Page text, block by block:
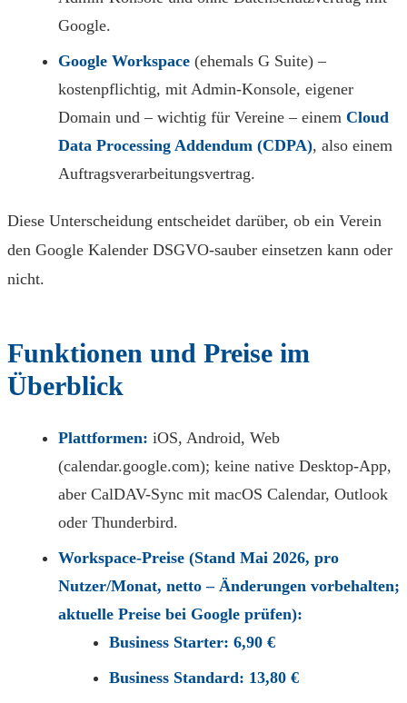
Google.
Google Workspace (ehemals G Suite) –
kostenpflichtig, mit Admin-Konsole, eigener
Domain und – wichtig für Vereine – einem Cloud
Data Processing Addendum (CDPA), also einem
Auftragsverarbeitungsvertrag.
Diese Unterscheidung entscheidet darüber, ob ein Verein
den Google Kalender DSGVO-sauber einsetzen kann oder
nicht.
Funktionen und Preise im
Überblick
Plattformen: iOS, Android, Web
(calendar.google.com); keine native Desktop-App,
aber CalDAV-Sync mit macOS Calendar, Outlook
oder Thunderbird.
Workspace-Preise (Stand Mai 2026, pro
Nutzer/Monat, netto – Änderungen vorbehalten;
aktuelle Preise bei Google prüfen):
Business Starter: 6,90 €
Business Standard: 13,80 €